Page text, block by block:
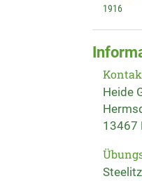
1916
Heide
13467